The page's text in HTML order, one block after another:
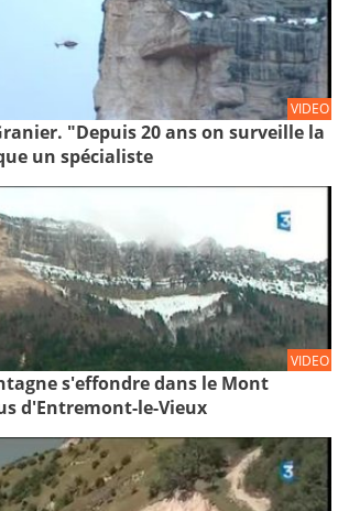
VIDEO
"Depuis 20 ans on surveille la
un spécialiste
VIDEO
s'effondre dans le Mont
d'Entremont-le-Vieux